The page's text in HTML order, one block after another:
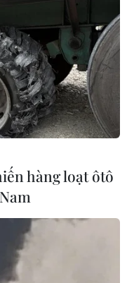
sử dụng
cáo
tin và Truyền thông
Email:
hàng loạt ôtô